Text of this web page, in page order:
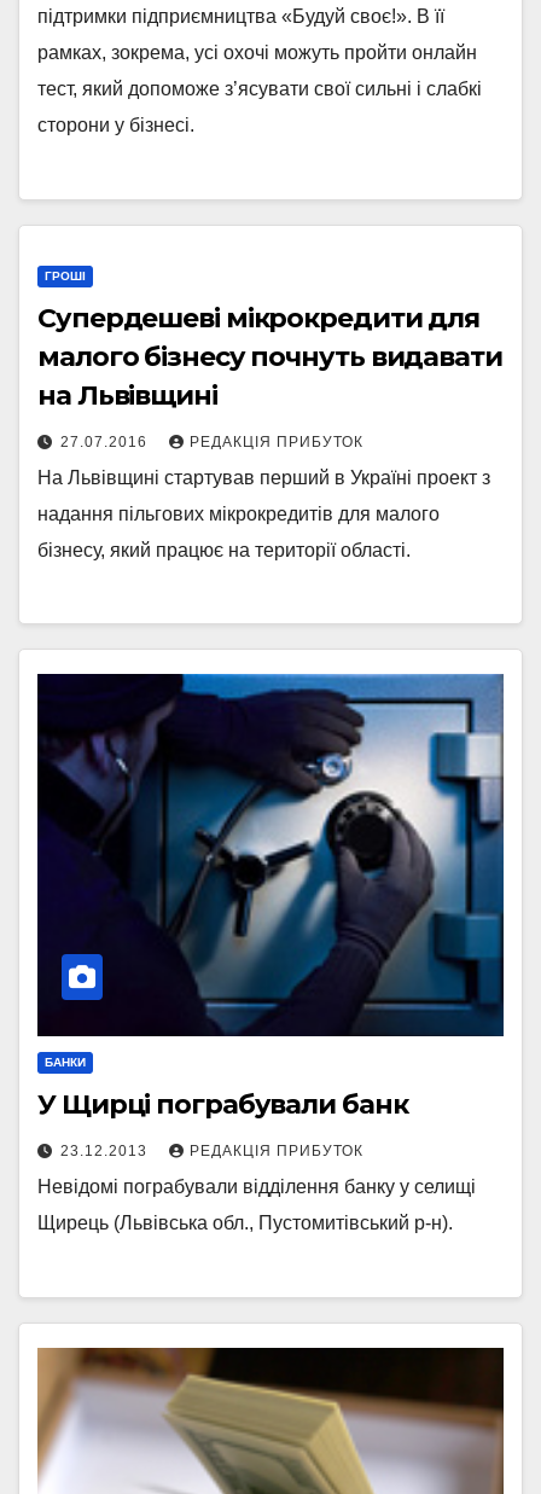
підтримки підприємництва «Будуй своє!». В її
рамках, зокрема, усі охочі можуть пройти онлайн
тест, який допоможе з’ясувати свої сильні і слабкі
сторони у бізнесі.
ГРОШІ
Супердешеві мікрокредити для
малого бізнесу почнуть видавати
на Львівщині
27.07.2016 РЕДАКЦІЯ ПРИБУТОК
На Львівщині стартував перший в Україні проект з
надання пільгових мікрокредитів для малого
бізнесу, який працює на території області.
БАНКИ
У Щирці пограбували банк
23.12.2013 РЕДАКЦІЯ ПРИБУТОК
Невідомі пограбували відділення банку у селищі
Щирець (Львівська обл., Пустомитівський р-н).